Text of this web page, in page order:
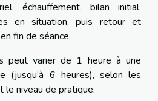
échauffement, bilan initial,
en situation, puis retour et
fin de séance.
peut varier de 1 heure à une
(jusqu’à 6 heures), selon les
niveau de pratique.